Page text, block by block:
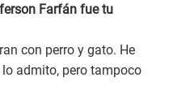
Farfán fue tu
con perro y gato. He
admito, pero tampoco